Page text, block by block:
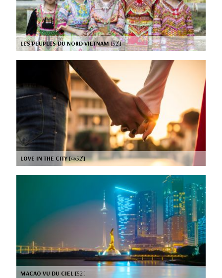
LES PEUPLES DU NORD VIETNAM[52’]
LOVE IN THE CITY[4x52’]
MACAO VU DU CIEL [52’]